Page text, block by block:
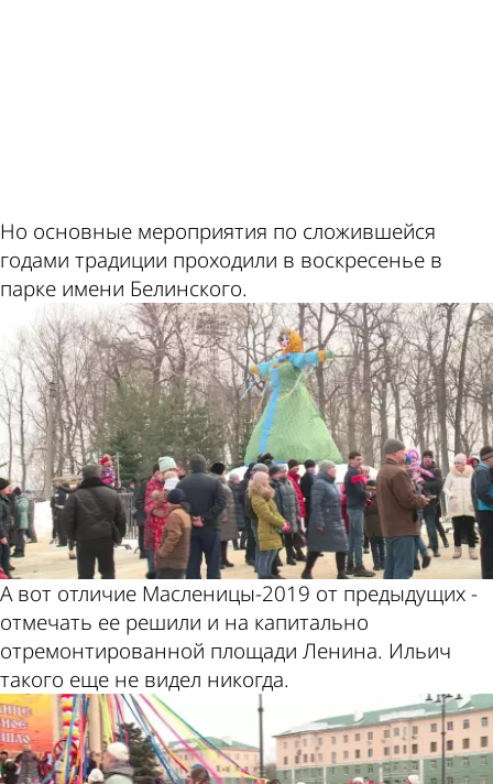
Но основные мероприятия по сложившейся
годами традиции проходили в воскресенье в
парке имени Белинского.
А вот отличие Масленицы-2019 от предыдущих -
отмечать ее решили и на капитально
отремонтированной площади Ленина. Ильич
такого еще не видел никогда.